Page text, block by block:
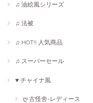
♫ 油絵風シリーズ
♫ 法被
♫ HOT!! 人気商品
♫ スーパーセール
♥ チャイナ風
ღ 古怪舍-レディース